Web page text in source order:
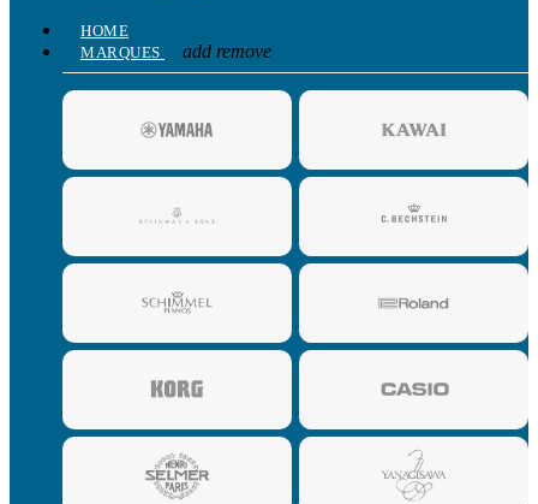
HOME
MARQUES
add remove